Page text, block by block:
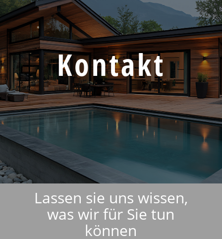
Kontakt
Lassen sie uns wissen,
was wir für Sie tun
können